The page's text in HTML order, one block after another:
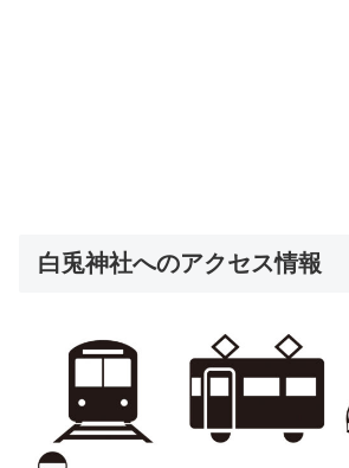
白兎神社へのアクセス情報